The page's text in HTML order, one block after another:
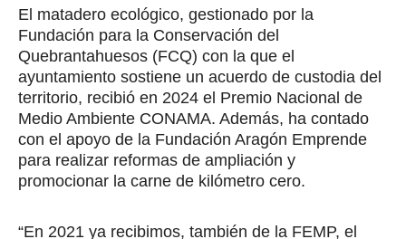
El matadero ecológico, gestionado por la
Fundación para la Conservación del
Quebrantahuesos (FCQ) con la que el
ayuntamiento sostiene un acuerdo de custodia del
territorio, recibió en 2024 el Premio Nacional de
Medio Ambiente CONAMA. Además, ha contado
con el apoyo de la Fundación Aragón Emprende
para realizar reformas de ampliación y
promocionar la carne de kilómetro cero.
“En 2021 ya recibimos, también de la FEMP, el